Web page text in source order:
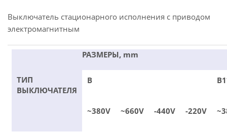
Выключатель стационарного исполнения с приводом
электромагнитным
ТИП
ВЫКЛЮЧАТЕЛЯ
РАЗМЕРЫ, mm
В
~380V ~660V -440V -220V